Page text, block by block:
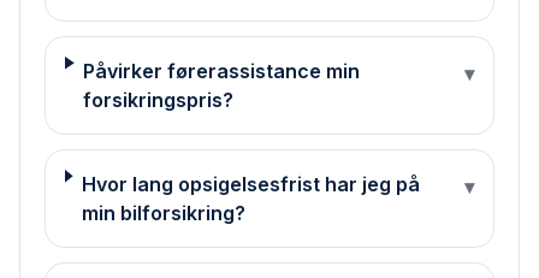
Påvirker førerassistance min
forsikringspris?
▾
Hvor lang opsigelsesfrist har jeg på
min bilforsikring?
▾